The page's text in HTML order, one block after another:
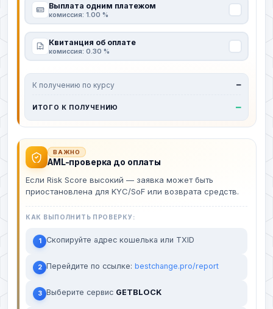
Выплата одним платежом
комиссия: 1.00 %
Квитанция об оплате
комиссия: 0.30 %
К получению по курсу —
ИТОГО К ПОЛУЧЕНИЮ —
ВАЖНО
AML-проверка до оплаты
Если Risk Score высокий — заявка может быть
приостановлена для KYC/SoF или возврата средств.
КАК ВЫПОЛНИТЬ ПРОВЕРКУ:
1 Скопируйте адрес кошелька или TXID
2 Перейдите по ссылке: bestchange.pro/report
3 Выберите сервис GETBLOCK